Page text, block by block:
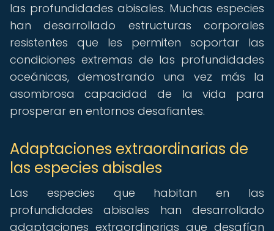
las profundidades abisales. Muchas especies
han desarrollado estructuras corporales
resistentes que les permiten soportar las
condiciones extremas de las profundidades
oceánicas, demostrando una vez más la
asombrosa capacidad de la vida para
prosperar en entornos desafiantes.
Adaptaciones extraordinarias de
las especies abisales
Las especies que habitan en las
profundidades abisales han desarrollado
adaptaciones extraordinarias que desafían